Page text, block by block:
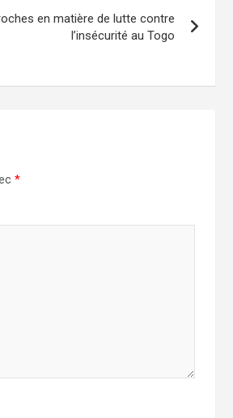
en matière de lutte contre
l’insécurité au Togo
*